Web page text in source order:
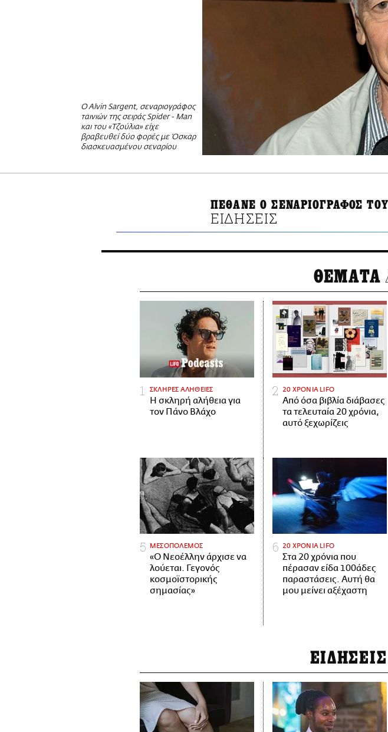
O Alvin Sargent, σεναριογράφος
ταινιών της σειράς Spider - Man
και του «Τζούλια» είχε
βραβευθεί δύο φορές με Όσκαρ
διασκευασμένου σεναρίου
ΠΕΘΑΝΕ Ο ΣΕΝΑΡΙΟΓΡΑΦΟΣ ΤΟΥ
ΕΙΔΗΣΕΙΣ
ΘΕΜΑΤΑ
ΣΚΛΗΡΕΣ ΑΛΗΘΕΙΕΣ
H σκληρή αλήθεια για
τον Πάνο Βλάχο
20 ΧΡΟΝΙΑ LIFO
Από όσα βιβλία διάβασες
τα τελευταία 20 χρόνια,
αυτό ξεχωρίζεις
ΜΕΣΟΠΟΛΕΜΟΣ
«Ο Νεοέλλην άρχισε να
λούεται. Γεγονός
κοσμοϊστορικής
σημασίας»
20 ΧΡΟΝΙΑ LIFO
Στα 20 χρόνια που
πέρασαν είδα 100άδες
παραστάσεις. Αυτή θα
μου μείνει αξέχαστη
ΕΙΔΗΣΕΙΣ